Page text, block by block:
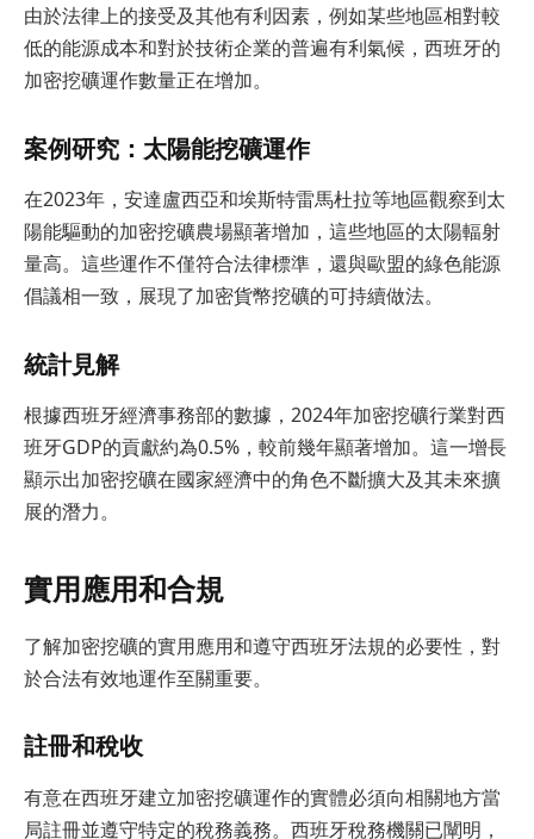
由於法律上的接受及其他有利因素，例如某些地區相對較
低的能源成本和對於技術企業的普遍有利氣候，西班牙的
加密挖礦運作數量正在增加。
案例研究：太陽能挖礦運作
在2023年，安達盧西亞和埃斯特雷馬杜拉等地區觀察到太
陽能驅動的加密挖礦農場顯著增加，這些地區的太陽輻射
量高。這些運作不僅符合法律標準，還與歐盟的綠色能源
倡議相一致，展現了加密貨幣挖礦的可持續做法。
統計見解
根據西班牙經濟事務部的數據，2024年加密挖礦行業對西
班牙GDP的貢獻約為0.5%，較前幾年顯著增加。這一增長
顯示出加密挖礦在國家經濟中的角色不斷擴大及其未來擴
展的潛力。
實用應用和合規
了解加密挖礦的實用應用和遵守西班牙法規的必要性，對
於合法有效地運作至關重要。
註冊和稅收
有意在西班牙建立加密挖礦運作的實體必須向相關地方當
局註冊並遵守特定的稅務義務。西班牙稅務機關已闡明，